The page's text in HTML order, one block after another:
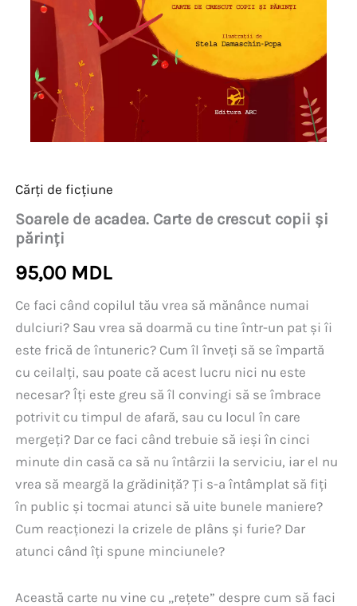
Cărți de ficțiune
Soarele de acadea. Carte de crescut copii și
părinți
95,00 MDL
Ce faci când copilul tău vrea să mănânce numai
dulciuri? Sau vrea să doarmă cu tine într-un pat şi îi
este frică de întuneric? Cum îl înveţi să se împartă
cu ceilalţi, sau poate că acest lucru nici nu este
necesar? Îţi este greu să îl convingi să se îmbrace
potrivit cu timpul de afară, sau cu locul în care
mergeţi? Dar ce faci când trebuie să ieşi în cinci
minute din casă ca să nu întârzii la serviciu, iar el nu
vrea să meargă la grădiniţă? Ţi s-a întâmplat să fiţi
în public şi tocmai atunci să uite bunele maniere?
Cum reacţionezi la crizele de plâns şi furie? Dar
atunci când îţi spune minciunele?
Această carte nu vine cu „reţete” despre cum să faci